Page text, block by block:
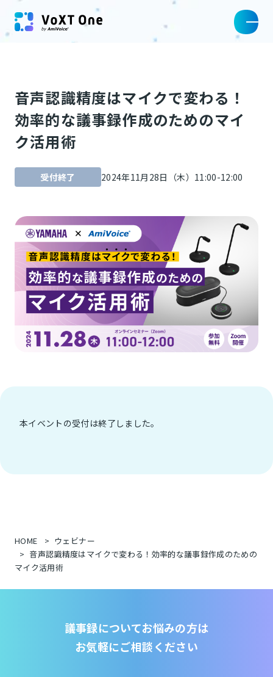
音声認識精度はマイクで変わる！
効率的な議事録作成のためのマイ
ク活用術
受付終了 2024年11月28日（木）11:00-12:00
本イベントの受付は終了しました。
HOME
ウェビナー
音声認識精度はマイクで変わる！効率的な議事録作成のための
マイク活用術
議事録についてお悩みの方は
お気軽にご相談ください